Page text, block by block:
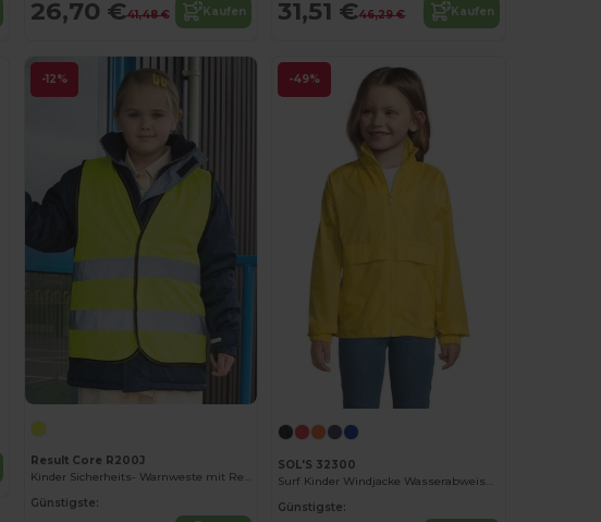
26,70 €41,48 € Kaufen 31,51 €46,29 € Kaufen
-12%
Result Core R200J
Kinder Sicherheits- Warnweste mit Reflektoren
Günstigste:
-49%
SOL'S 32300
Surf Kinder Windjacke Wasserabweisend
Günstigste: